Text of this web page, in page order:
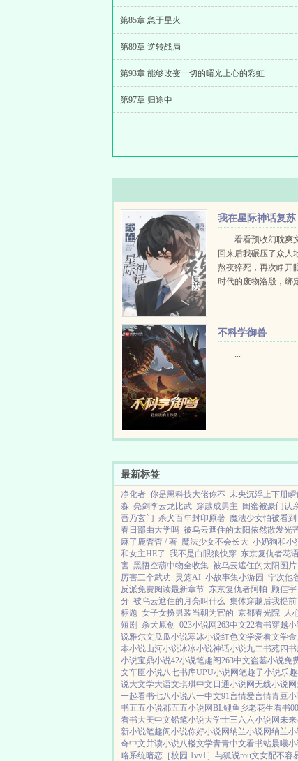
第85章 急于星火
第89章 逆转战局
第93章 能够改变一切的曙光上心的彩虹
第97章 归途中
我在星际神话复苏
看看预收幻耽爽
回来后我碾压了众人
熬夜猝死，再次睁开
时代的废物洛殷，绑
不科学御兽
...
最新标签
净化者 你是黑科技大佬你不 未央沉浮上下册
淼 亮剑李云龙比武 穿越成男主 闺蜜被豪门认
吾乃玄门
杀犬百年封印原著 魔法少女怕被看到
春日部由大学吗 被乌云遮住的太阳依然散发光
麻了鹿杳杳 / 著 魔法少女不会长大 小奶狗和小
和女主HE了 我不是白眼狼快穿 东京复仇者花
害 黑悟空葫中物全收集 被乌云遮住的太阳图片
厉害三个武功 灵笼AI 小故事集小游园 宁次他
反派免费阅读最新章节 东京复仇者阿帕 顾佳宇
分 被乌云遮住的月亮叫什么 集体穿越后我提
标题 女子女扮男装当朝为官的 京都春光院 人
短剧
杀犬原创 023小说网263中文22看书穿越
说雅尔文瓜瓜小说寒冰小说红色文学爱看文学
本小说山河小说冰冰小说神话小说九二书苑四
小说宝鼎小说42小说笔趣阁263中文盗墓小说免
文车臣小说八七书库UPU小说网笔趣子小说乐
说大文学大语文琪琪中文 日通小说网无线小说网
一起看书七八小说八一中文91言情爱言情青豆小
书五五小说都五五小说网BL鲤鱼乡老花生看书
看书大美中文铅笔小说大学士三六六小说网未来
新小说笔趣阁小说你好小说网纳兰小说网纳兰小
奇中文并读小说八楼文学青青中文看书站晨曦小
略系统暗恋［校园 1vv1］ 与狐说rou文女配不容